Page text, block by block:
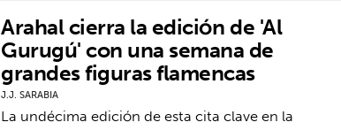
Arahal cierra la edición de 'Al
Gurugú' con una semana de
grandes figuras flamencas
J.J. SARABIA
La undécima edición de esta cita clave en la